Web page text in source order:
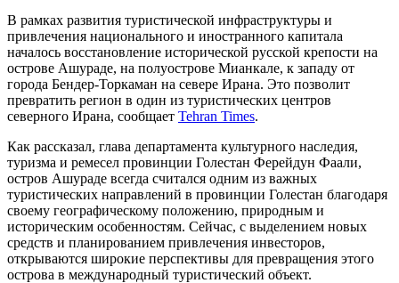
В рамках развития туристической инфраструктуры и
привлечения национального и иностранного капитала
началось восстановление исторической русской крепости на
острове Ашураде, на полуострове Мианкале, к западу от
города Бендер-Торкаман на севере Ирана. Это позволит
превратить регион в один из туристических центров
северного Ирана, сообщает Tehran Times.
Как рассказал, глава департамента культурного наследия,
туризма и ремесел провинции Голестан Ферейдун Фаали,
остров Ашураде всегда считался одним из важных
туристических направлений в провинции Голестан благодаря
своему географическому положению, природным и
историческим особенностям. Сейчас, с выделением новых
средств и планированием привлечения инвесторов,
открываются широкие перспективы для превращения этого
острова в международный туристический объект.